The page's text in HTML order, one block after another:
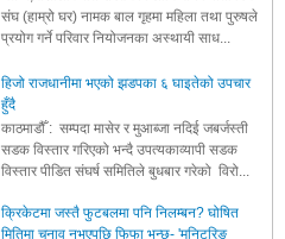
संघ (हाम्रो घर) नामक बाल गृहमा महिला तथा पुरुषले
प्रयोग गर्ने परिवार नियोजनका अस्थायी साध...
हिजो राजधानीमा भएको झडपका ६ घाइतेको उपचार
हुँदै
काठमाडौँ : सम्पदा मासेर र मुआब्जा नदिई जबर्जस्ती
सडक विस्तार गरिएको भन्दै उपत्यकाव्यापी सडक
विस्तार पीडित संघर्ष समितिले बुधबार गरेको विरो...
क्रिकेटमा जस्तै फुटबलमा पनि निलम्बन? घोषित
मितिमा चुनाव नभएपछि फिफा भन्छ- 'मनिटरिङ